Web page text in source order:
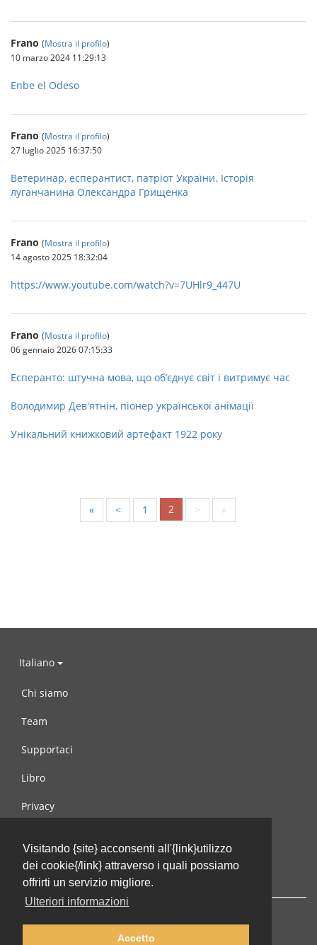
Visitando {site} acconsenti all'{link}utilizzo
dei cookie{/link} attraverso i quali possiamo
offrirti un servizio migliore.
Ulteriori informazioni
Accetto
Frano (Mostra il profilo)
10 marzo 2024 11:29:13
Enbe el Odeso
Frano (Mostra il profilo)
27 luglio 2025 16:37:50
Ветеринар, есперантист, патріот України. Історія
луганчанина Олександра Грищенка
Frano (Mostra il profilo)
14 agosto 2025 18:32:04
https://www.youtube.com/watch?v=7UHlr9_447U
Frano (Mostra il profilo)
06 gennaio 2026 07:15:33
Есперанто: штучна мова, що об’єднує світ і витримує час
Володимир Дев'ятнін, піонер української анімації
Унікальний книжковий артефакт 1922 року
« < 1 2 > »
Italiano
Chi siamo
Team
Supportaci
Libro
Privacy
Contattaci